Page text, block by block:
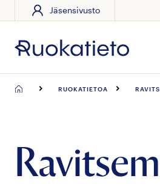
sisältöön
Jäsensivusto
RUOKATIETOA